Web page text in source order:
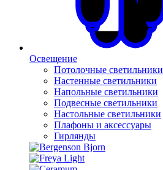
Освещение
Потолочные светильники
Настенные светильники
Напольные светильники
Подвесные светильники
Настольные светильники
Плафоны и аксессуары
Гирлянды